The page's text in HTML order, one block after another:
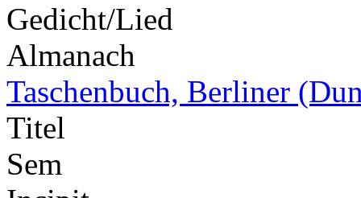
Gedicht/Lied
Almanach
Taschenbuch, Berliner
Titel
Sem